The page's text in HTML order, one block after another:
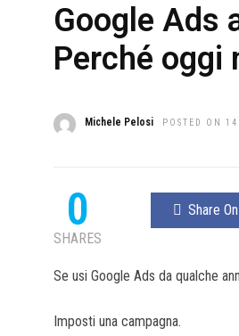
Google Ads
Perché oggi
Michele Pelosi POSTED ON
0
SHARES
Share
Se usi Google Ads da qualche
Imposti una campagna.